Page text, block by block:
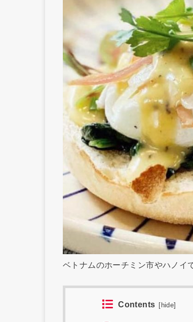
ベトナムのホーチミン市やハノイ
Contents hide